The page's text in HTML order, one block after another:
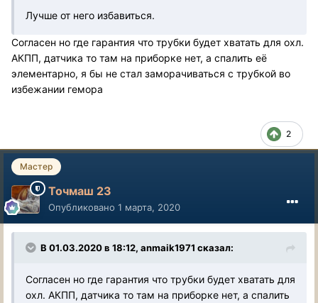
Лучше от него избавиться.
Согласен но где гарантия что трубки будет хватать для охл.
АКПП, датчика то там на приборке нет, а спалить её
элементарно, я бы не стал заморачиваться с трубкой во
избежании гемора
2
Мастер
Точмаш 23
Опубликовано 1 марта, 2020
В 01.03.2020 в 18:12, anmaik1971 сказал:
Согласен но где гарантия что трубки будет хватать для
охл. АКПП, датчика то там на приборке нет, а спалить